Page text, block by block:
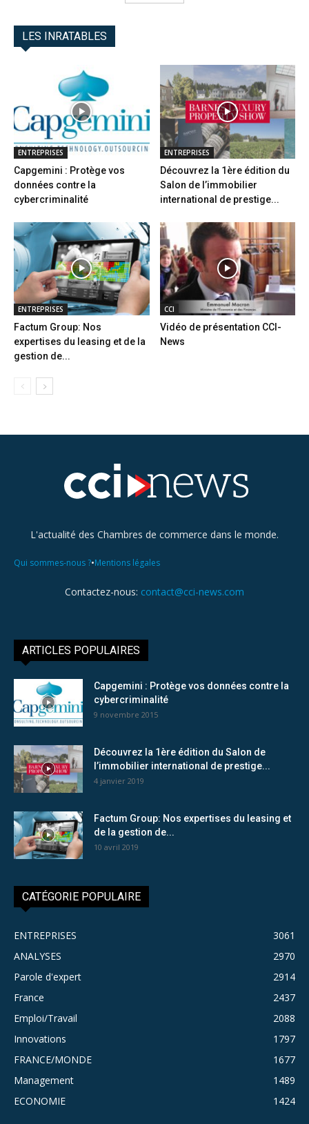
LES INRATABLES
ENTREPRISES
Capgemini : Protège vos
données contre la
cybercriminalité
ENTREPRISES
Découvrez la 1ère édition du
Salon de l’immobilier
international de prestige...
ENTREPRISES
Factum Group: Nos
expertises du leasing et de la
gestion de...
CCI
Vidéo de présentation CCI-
News
L'actualité des Chambres de commerce dans le monde.
Qui sommes-nous ?•Mentions légales
Contactez-nous: contact@cci-news.com
ARTICLES POPULAIRES
Capgemini : Protège vos données contre la
cybercriminalité
9 novembre 2015
Découvrez la 1ère édition du Salon de
l’immobilier international de prestige...
4 janvier 2019
Factum Group: Nos expertises du leasing et
de la gestion de...
10 avril 2019
CATÉGORIE POPULAIRE
ENTREPRISES
3061
ANALYSES
2970
Parole d'expert
2914
France
2437
Emploi/Travail
2088
Innovations
1797
FRANCE/MONDE
1677
Management
1489
ECONOMIE
1424